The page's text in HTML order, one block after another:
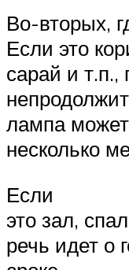
Во-вторых,
Если это
сарай и т.п.,
лампа
несколько
Если
это зал,
речь идет о